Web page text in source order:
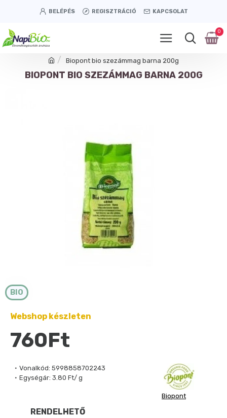
BELÉPÉS REGISZTRÁCIÓ KAPCSOLAT
0
Biopont bio szezámmag barna 200g
BIOPONT BIO SZEZÁMMAG BARNA 200G
BIO
Vonalkód: 5998858702243
Egységár: 3.80 Ft/ g
Biopont
Webshop készleten
760Ft
RENDELHETŐ